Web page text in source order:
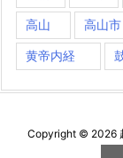
高山 高山市
黄帝内経
Copyright © 2026